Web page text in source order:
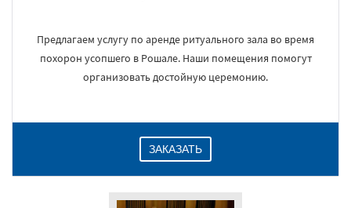
Предлагаем услугу по аренде ритуального зала во время
похорон усопшего в Рошале. Наши помещения помогут
организовать достойную церемонию.
ЗАКАЗАТЬ